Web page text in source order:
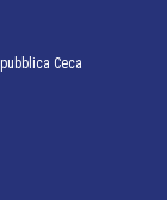
Ceca